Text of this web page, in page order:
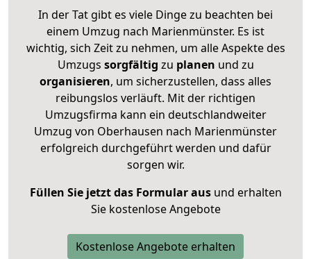
In der Tat gibt es viele Dinge zu beachten bei
einem Umzug nach Marienmünster. Es ist
wichtig, sich Zeit zu nehmen, um alle Aspekte des
Umzugs sorgfältig zu planen und zu
organisieren, um sicherzustellen, dass alles
reibungslos verläuft. Mit der richtigen
Umzugsfirma kann ein deutschlandweiter
Umzug von Oberhausen nach Marienmünster
erfolgreich durchgeführt werden und dafür
sorgen wir.
Füllen Sie jetzt das Formular ausund erhalten
Sie kostenlose Angebote
Kostenlose Angebote erhalten